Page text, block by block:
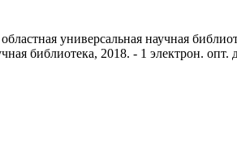
универсальная научная
библиотека, 2018. - 1 электрон.